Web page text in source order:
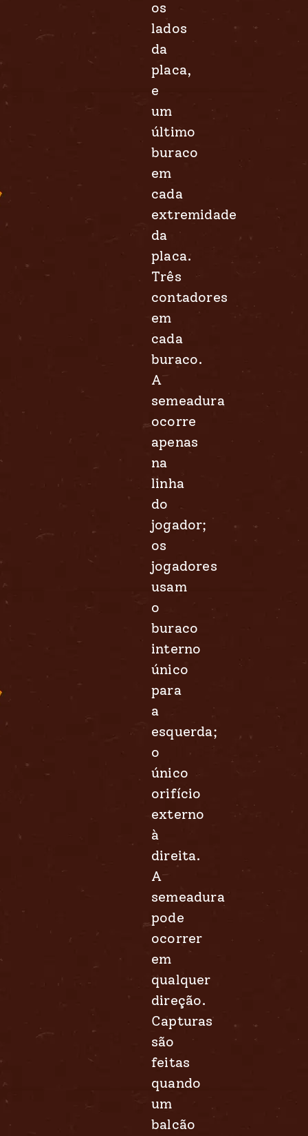
os
lados
da
placa,
e
um
último
buraco
em
cada
extremidade
da
placa.
Três
contadores
em
cada
buraco.
A
semeadura
ocorre
apenas
na
linha
do
jogador;
os
jogadores
usam
o
buraco
interno
único
para
a
esquerda;
o
único
orifício
externo
à
direita.
A
semeadura
pode
ocorrer
em
qualquer
direção.
Capturas
são
feitas
quando
um
balcão